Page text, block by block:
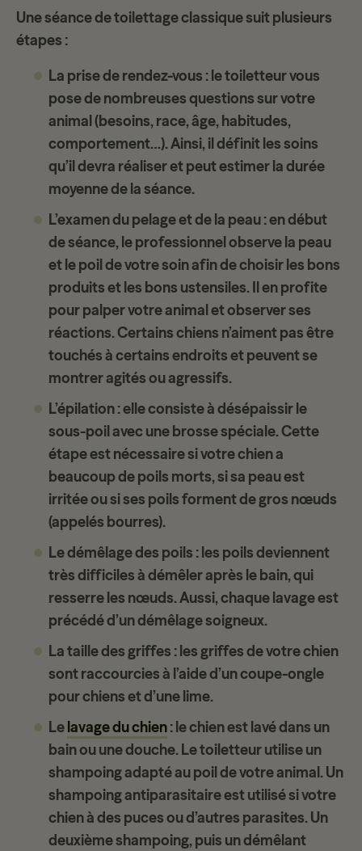
Uneséance de toilettageclassique suit plusieurs
étapes :
La prise de rendez-vous : le toiletteur vous
pose de nombreuses questions sur votre
animal (besoins, race, âge, habitudes,
comportement…). Ainsi, il définit les soins
qu’il devra réaliser et peut estimer la durée
moyenne de la séance.
L’examen du pelage et de la peau: en début
de séance, le professionnel observe la peau
et le poil de votre soin afin de choisir les bons
produits et les bons ustensiles. Il en profite
pour palper votre animal et observer ses
réactions. Certains chiens n’aiment pas être
touchés à certains endroits et peuvent se
montrer agités ou agressifs.
L’épilation: elle consiste à désépaissir le
sous-poil avec une brosse spéciale. Cette
étape est nécessaire si votre chien a
beaucoup de poils morts, si sa peau est
irritée ou si ses poils forment de gros nœuds
(appelés bourres).
Le démêlage des poils : les poils deviennent
très difficiles à démêler après le bain, qui
resserre les nœuds. Aussi, chaque lavage est
précédé d’un démêlage soigneux.
La taille des griffes : les griffes de votre chien
sont raccourcies à l’aide d’un coupe-ongle
pour chiens et d’une lime.
Lelavage du chien: le chien est lavé dans un
bain ou une douche. Le toiletteur utilise un
shampoing adapté au poil de votre animal. Un
shampoing antiparasitaire est utilisé si votre
chien à des puces ou d’autres parasites. Un
deuxième shampoing, puis un démêlant